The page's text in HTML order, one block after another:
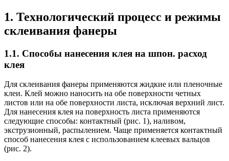
1. Технологический процесс и режимы
склеивания фанеры
1.1. Способы нанесения клея на шпон. расход
клея
Для склеивания фанеры применяются жидкие или пленочные
клеи. Клей можно наносить на обе поверхности четных
листов или на обе поверхности листа, исключая верхний лист.
Для нанесения клея на поверхность листа применяются
следующие способы: контактный (рис. 1), наливом,
экструзионный, распылением. Чаще применяется контактный
способ нанесения клея с использованием клеевых вальцов
(рис. 2).